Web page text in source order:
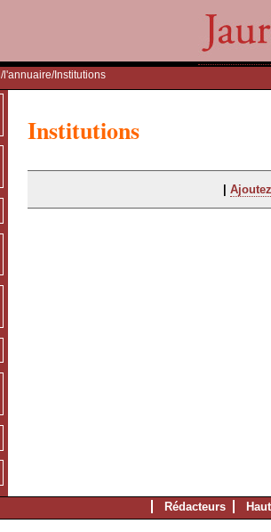
/l'annuaire/Institutions
Institutions
|
Rédacteurs